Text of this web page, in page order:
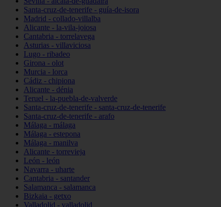
Santa-cruz-de-tenerife - guía-de-isora
Madrid - collado-villalba
Alicante - la-vila-joiosa
Cantabria - torrelavega
Asturias - villaviciosa
Lugo - ribadeo
Girona - olot
Murcia - lorca
Cádiz - chipiona
Alicante - dénia
Teruel - la-puebla-de-valverde
Santa-cruz-de-tenerife - santa-cruz-de-tenerife
Santa-cruz-de-tenerife - arafo
Málaga - málaga
Málaga - estepona
Málaga - manilva
Alicante - torrevieja
León - león
Navarra - uharte
Cantabria - santander
Salamanca - salamanca
Bizkaia - getxo
Valladolid - valladolid